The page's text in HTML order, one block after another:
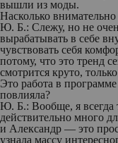
вышли из моды.
Насколько
Ю. Б.: Слежу, но не
вырабатывать в себе
чувствовать себя
потому, что это тренд
смотрится круто,
Это работа в
повлияла?
Ю. Б.: Вообще, я всегда
действительно много
и Александр — это
узнала массу